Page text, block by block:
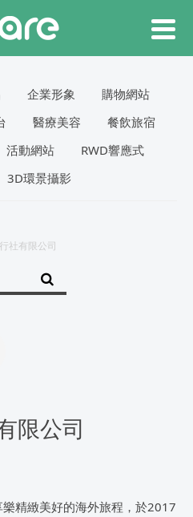
企業形象
購物網站
醫療美容
餐飲旅宿
活動網站
RWD響應式
3D環景攝影
社有限公司
限公司
精緻美好的海外旅程，於2017